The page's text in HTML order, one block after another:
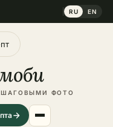
RU EN
ФОТО